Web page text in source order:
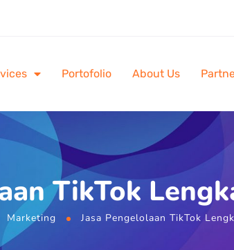
Portofolio About Us
TikTok
Marketing Jasa Pengelolaan TikTok